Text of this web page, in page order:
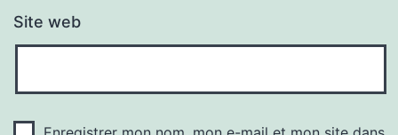
Site web